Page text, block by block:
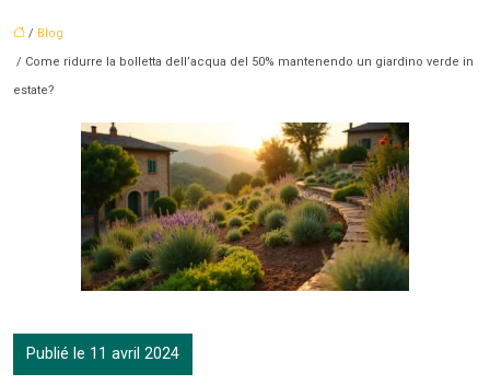
/ Blog
/ Come ridurre la bolletta dell’acqua del 50% mantenendo un giardino verde in
estate?
Publié le 11 avril 2024